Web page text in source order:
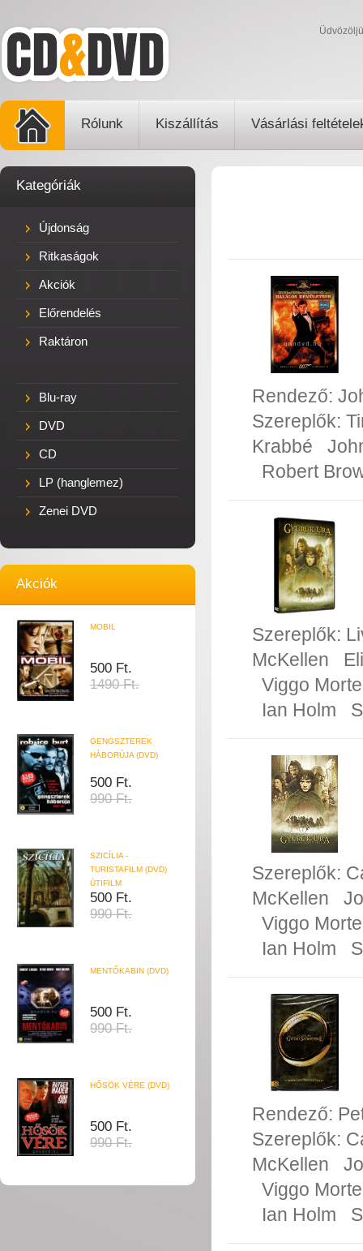
Rólunk Kiszállítás Vásárlási
Kategóriák
Újdonság
Ritkaságok
Akciók
Előrendelés
Raktáron
Blu-ray
DVD
CD
LP (hanglemez)
Zenei DVD
Akciók
MOBIL
500 Ft.
1490 Ft.
GENGSZTEREK
HÁBORÚJA (DVD)
500 Ft.
990 Ft.
SZICÍLIA -
TURISTAFILM (DVD)
ÚTIFILM
500 Ft.
990 Ft.
MENTŐKABIN (DVD)
500 Ft.
990 Ft.
HŐSÖK VÉRE (DVD)
500 Ft.
990 Ft.
Rendező:
Szereplők:
Krabbé
Robert
Szereplők:
McKellen
Viggo
Ian Holm
Szereplők:
McKellen
Viggo
Ian Holm
Rendező:
Szereplők:
McKellen
Viggo
Ian Holm